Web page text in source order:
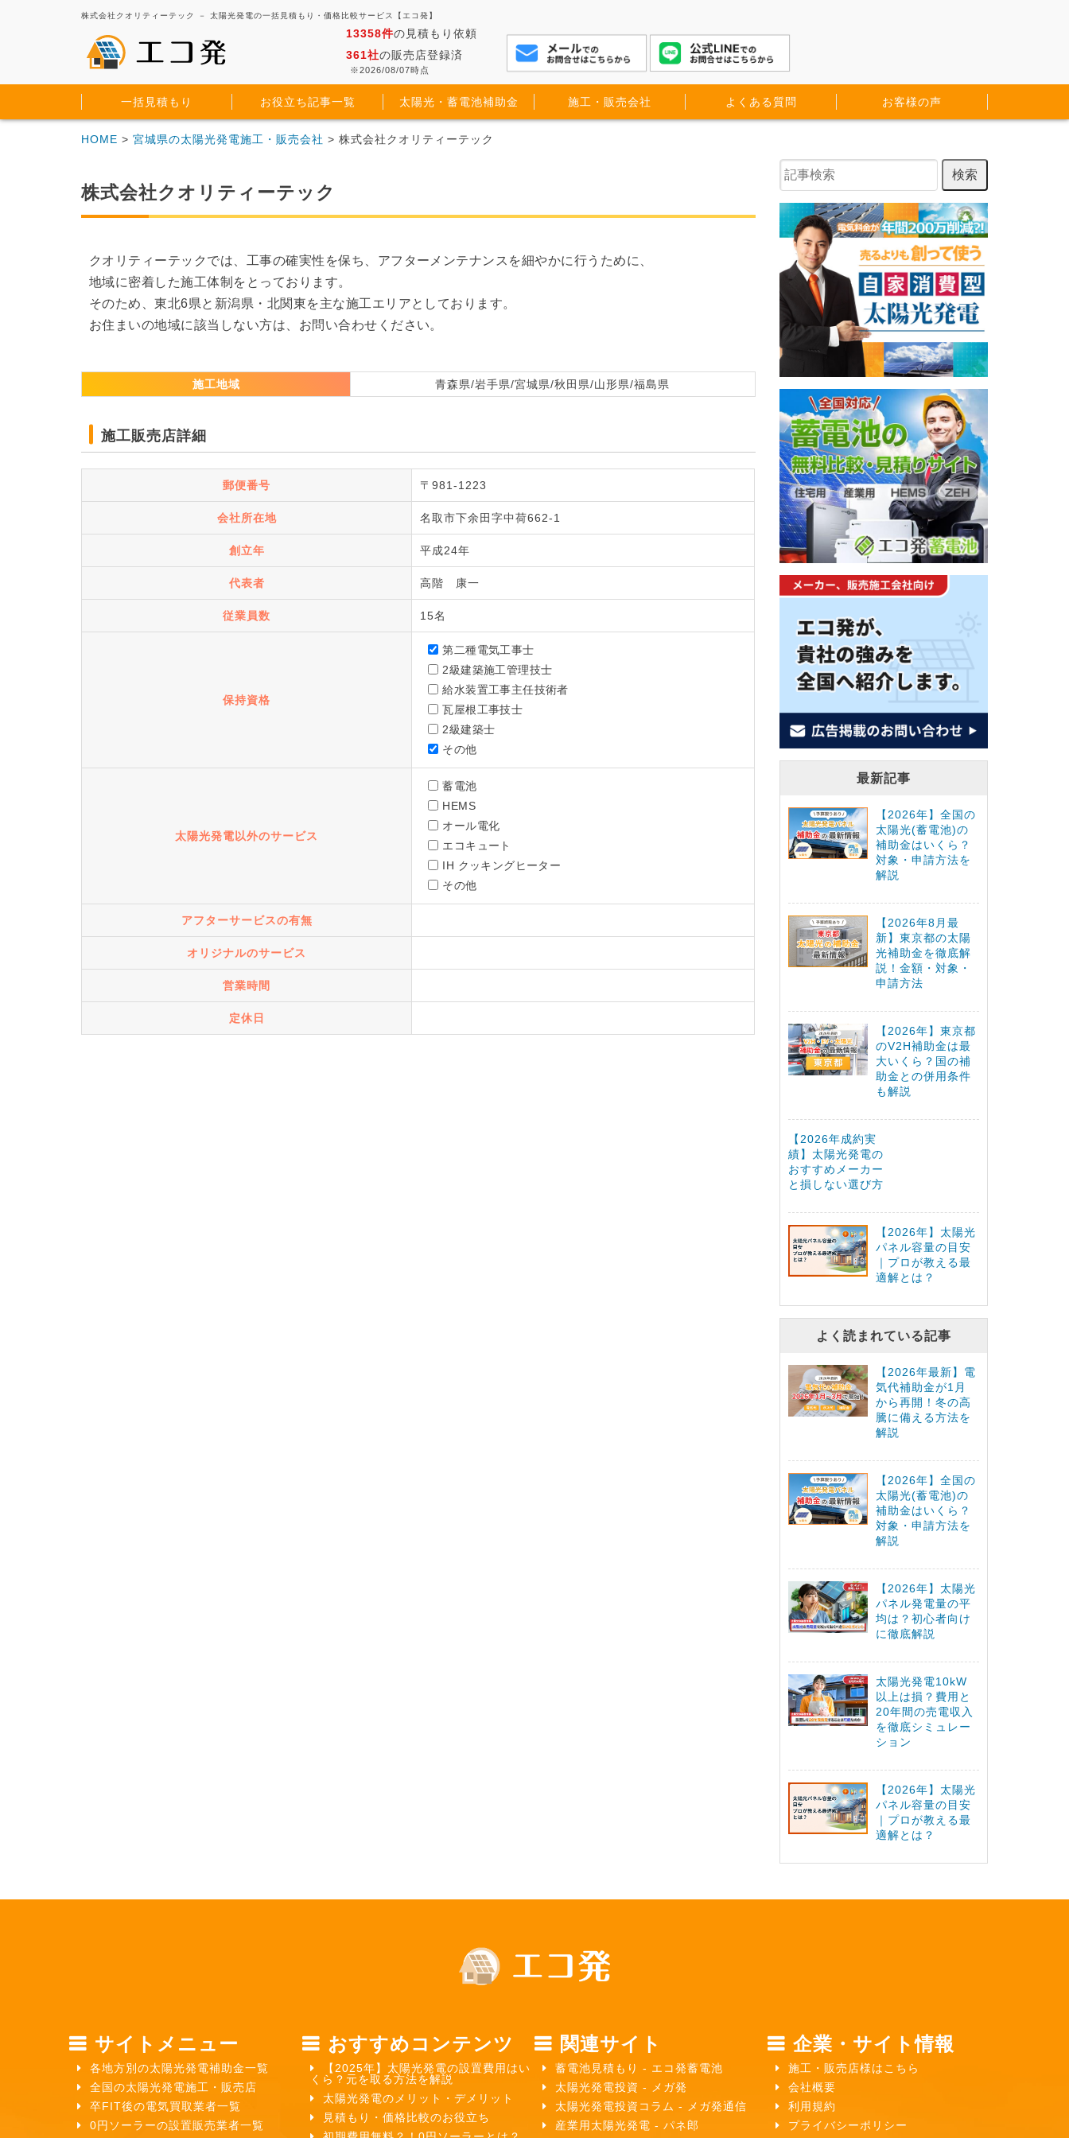
株式会社クオリティーテック － 太陽光発電の一括見積もり・価格比較サービス【エコ発】
13358件の見積もり依頼
361社の販売店登録済
※2026/08/07時点
一括見積もり お役立ち記事一覧 太陽光・蓄電池補助金 施工・販売会社 よくある質問 お客様の声
HOME > 宮城県の太陽光発電施工・販売会社 > 株式会社クオリティーテック
株式会社クオリティーテック
クオリティーテックでは、工事の確実性を保ち、アフターメンテナンスを細やかに行うために、
地域に密着した施工体制をとっております。
そのため、東北6県と新潟県・北関東を主な施工エリアとしております。
お住まいの地域に該当しない方は、お問い合わせください。
施工地域 青森県/岩手県/宮城県/秋田県/山形県/福島県
施工販売店詳細
郵便番号 〒981-1223
会社所在地 名取市下余田字中荷662-1
創立年 平成24年
代表者 高階 康一
従業員数 15名
保持資格
第二種電気工事士
2級建築施工管理技士
給水装置工事主任技術者
瓦屋根工事技士
2級建築士
その他
太陽光発電以外のサービス
蓄電池
HEMS
オール電化
エコキュート
IH クッキングヒーター
その他
アフターサービスの有無
オリジナルのサービス
営業時間
定休日
最新記事
【2026年】全国の
太陽光(蓄電池)の
補助金はいくら？
対象・申請方法を
解説
【2026年8月最
新】東京都の太陽
光補助金を徹底解
説！金額・対象・
申請方法
【2026年】東京都
のV2H補助金は最
大いくら？国の補
助金との併用条件
も解説
【2026年成約実
績】太陽光発電の
おすすめメーカー
と損しない選び方
【2026年】太陽光
パネル容量の目安
｜プロが教える最
適解とは？
よく読まれている記事
【2026年最新】電
気代補助金が1月
から再開！冬の高
騰に備える方法を
解説
【2026年】全国の
太陽光(蓄電池)の
補助金はいくら？
対象・申請方法を
解説
【2026年】太陽光
パネル発電量の平
均は？初心者向け
に徹底解説
太陽光発電10kW
以上は損？費用と
20年間の売電収入
を徹底シミュレー
ション
【2026年】太陽光
パネル容量の目安
｜プロが教える最
適解とは？
サイトメニュー
各地方別の太陽光発電補助金一覧
全国の太陽光発電施工・販売店
卒FIT後の電気買取業者一覧
0円ソーラーの設置販売業者一覧
おすすめコンテンツ
【2025年】太陽光発電の設置費用はい
くら？元を取る方法を解説
太陽光発電のメリット・デメリット
見積もり・価格比較のお役立ち
関連サイト
蓄電池見積もり - エコ発蓄電池
太陽光発電投資 - メガ発
太陽光発電投資コラム - メガ発通信
産業用太陽光発電 - パネ郎
企業・サイト情報
施工・販売店様はこちら
会社概要
利用規約
プライバシーポリシー